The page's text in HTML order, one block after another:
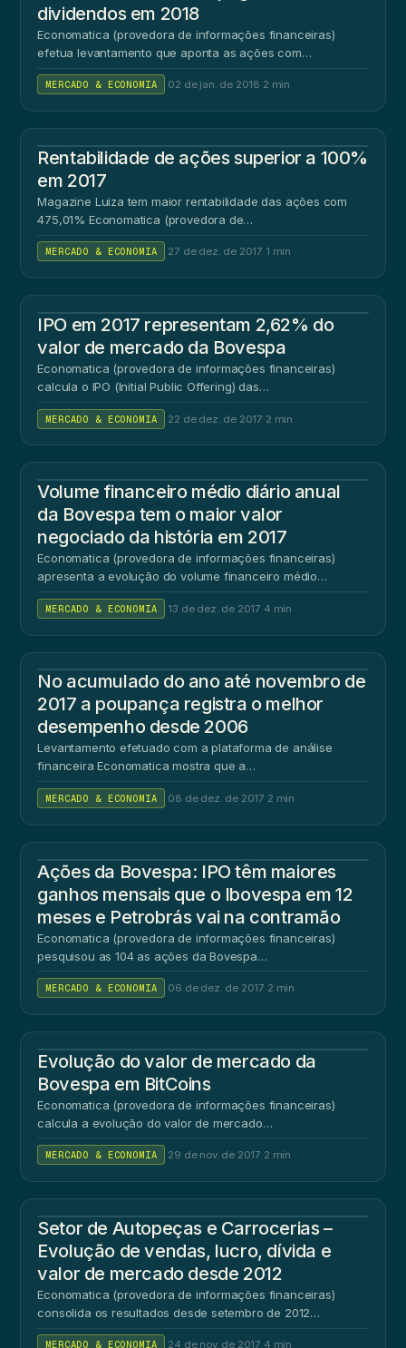
dividendos em 2018
Economatica (provedora de informações financeiras)
efetua levantamento que aponta as ações com…
MERCADO & ECONOMIA 02 de jan. de 2018 2 min
RE
Rentabilidade de ações superior a 100%
em 2017
Magazine Luiza tem maior rentabilidade das ações com
475,01% Economatica (provedora de…
MERCADO & ECONOMIA 27 de dez. de 2017 1 min
IPO em 2017 representam 2,62% do
valor de mercado da Bovespa
Economatica (provedora de informações financeiras)
calcula o IPO (Initial Public Offering) das…
MERCADO & ECONOMIA 22 de dez. de 2017 2 min
VO
Volume financeiro médio diário anual
da Bovespa tem o maior valor
negociado da história em 2017
Economatica (provedora de informações financeiras)
apresenta a evolução do volume financeiro médio…
MERCADO & ECONOMIA 13 de dez. de 2017 4 min
NO
No acumulado do ano até novembro de
2017 a poupança registra o melhor
desempenho desde 2006
Levantamento efetuado com a plataforma de análise
financeira Economatica mostra que a…
MERCADO & ECONOMIA 08 de dez. de 2017 2 min
AÇ
Ações da Bovespa: IPO têm maiores
ganhos mensais que o Ibovespa em 12
meses e Petrobrás vai na contramão
Economatica (provedora de informações financeiras)
pesquisou as 104 as ações da Bovespa…
MERCADO & ECONOMIA 06 de dez. de 2017 2 min
Evolução do valor de mercado da
Bovespa em BitCoins
Economatica (provedora de informações financeiras)
calcula a evolução do valor de mercado…
MERCADO & ECONOMIA 29 de nov. de 2017 2 min
SE
Setor de Autopeças e Carrocerias –
Evolução de vendas, lucro, dívida e
valor de mercado desde 2012
Economatica (provedora de informações financeiras)
consolida os resultados desde setembro de 2012…
MERCADO & ECONOMIA 24 de nov. de 2017 4 min